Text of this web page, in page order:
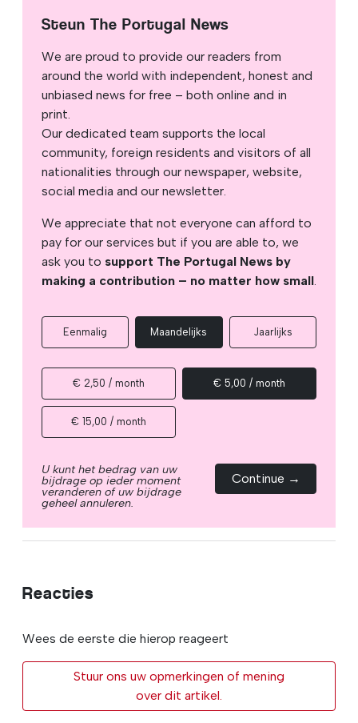
Steun The Portugal News
We are proud to provide our readers from
around the world with independent, honest and
unbiased news for free – both online and in
print.
Our dedicated team supports the local
community, foreign residents and visitors of all
nationalities through our newspaper, website,
social media and our newsletter.
We appreciate that not everyone can afford to
pay for our services but if you are able to, we
ask you to support The Portugal News by
making a contribution – no matter how small.
Eenmalig Maandelijks Jaarlijks
€ 2,50 / month € 5,00 / month
€ 15,00 / month
U kunt het bedrag van uw
bijdrage op ieder moment
veranderen of uw bijdrage
geheel annuleren.
Continue →
Reacties
Wees de eerste die hierop reageert
Stuur ons uw opmerkingen of mening
over dit artikel.